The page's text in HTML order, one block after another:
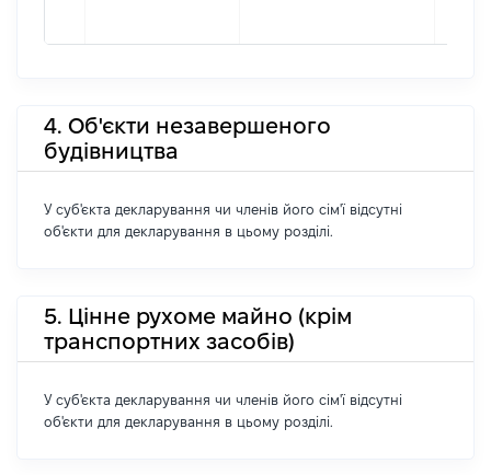
4. Об'єкти незавершеного
будівництва
У суб'єкта декларування чи членів його сім'ї відсутні
об'єкти для декларування в цьому розділі.
5. Цінне рухоме майно (крім
транспортних засобів)
У суб'єкта декларування чи членів його сім'ї відсутні
об'єкти для декларування в цьому розділі.